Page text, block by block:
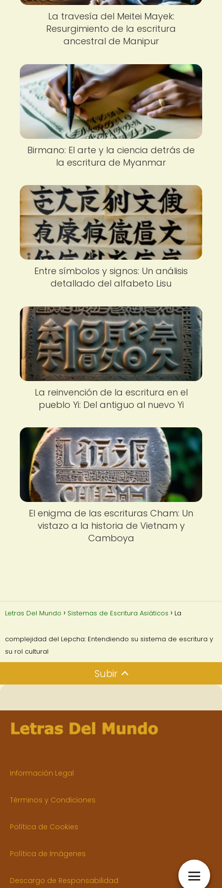
La travesía del Meitei Mayek:
Resurgimiento de la escritura
ancestral de Manipur
Birmano: El arte y la ciencia detrás de
la escritura de Myanmar
Entre símbolos y signos: Un análisis
detallado del alfabeto Lisu
La reinvención de la escritura en el
pueblo Yi: Del antiguo al nuevo Yi
El enigma de las escrituras Cham: Un
vistazo a la historia de Vietnam y
Camboya
Letras Del Mundo Sistemas de Escritura Asiáticos La
complejidad del Lepcha: Entendiendo su sistema de escritura y
su rol cultural
Subir
Información Legal
Términos y Condiciones
Política de Cookies
Política de Imágenes
Descargo de Responsabilidad